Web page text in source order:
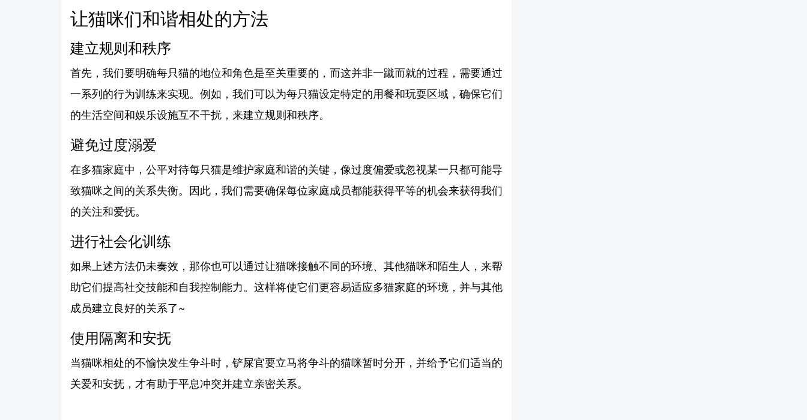
让猫咪们和谐相处的方法
建立规则和秩序
首先，我们要明确每只猫的地位和角色是至关重要的，而这并非一蹴而就的过程，需要通过
一系列的行为训练来实现。例如，我们可以为每只猫设定特定的用餐和玩耍区域，确保它们
的生活空间和娱乐设施互不干扰，来建立规则和秩序。
避免过度溺爱
在多猫家庭中，公平对待每只猫是维护家庭和谐的关键，像过度偏爱或忽视某一只都可能导
致猫咪之间的关系失衡。因此，我们需要确保每位家庭成员都能获得平等的机会来获得我们
的关注和爱抚。
进行社会化训练
如果上述方法仍未奏效，那你也可以通过让猫咪接触不同的环境、其他猫咪和陌生人，来帮
助它们提高社交技能和自我控制能力。这样将使它们更容易适应多猫家庭的环境，并与其他
成员建立良好的关系了~
使用隔离和安抚
当猫咪相处的不愉快发生争斗时，铲屎官要立马将争斗的猫咪暂时分开，并给予它们适当的
关爱和安抚，才有助于平息冲突并建立亲密关系。